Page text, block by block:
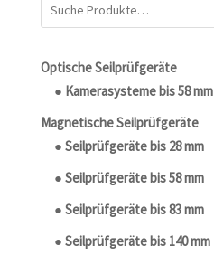
Optische Seilprüfgeräte
● Kamerasysteme bis 58 mm
Magnetische Seilprüfgeräte
● Seilprüfgeräte bis 28 mm
● Seilprüfgeräte bis 58 mm
● Seilprüfgeräte bis 83 mm
● Seilprüfgeräte bis 140 mm